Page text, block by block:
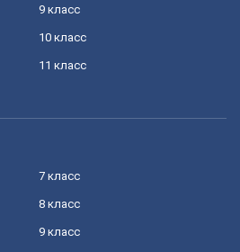
9 класс
10 класс
11 класс
7 класс
8 класс
9 класс